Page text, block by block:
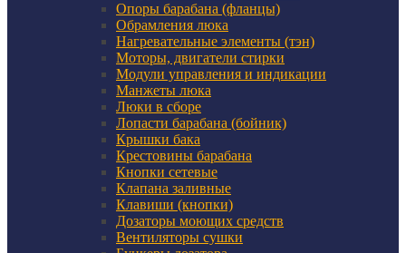
Опоры барабана (фланцы)
Обрамления люка
Нагревательные элементы (тэн)
Моторы, двигатели стирки
Модули управления и индикации
Манжеты люка
Люки в сборе
Лопасти барабана (бойник)
Крышки бака
Крестовины барабана
Кнопки сетевые
Клапана заливные
Клавиши (кнопки)
Дозаторы моющих средств
Вентиляторы сушки